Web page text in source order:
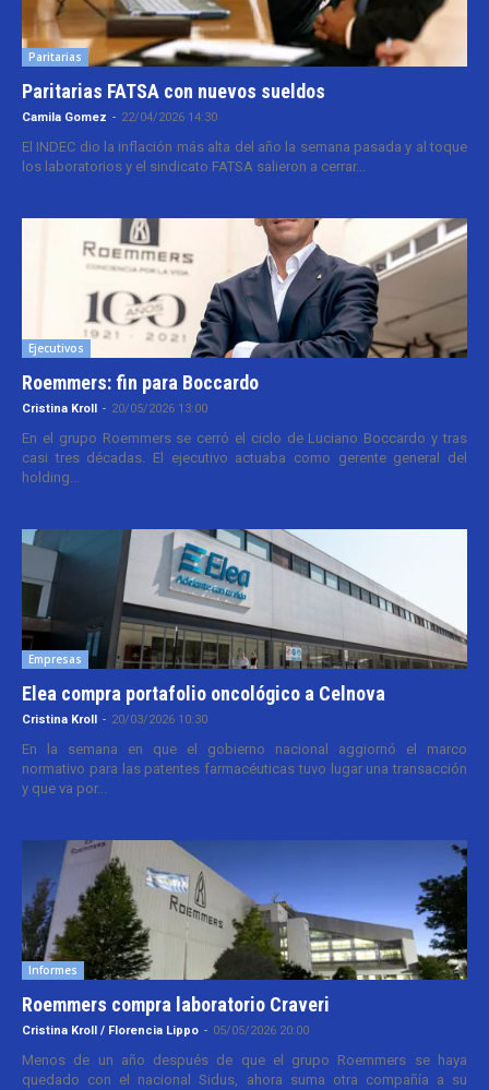
Paritarias
Paritarias FATSA con nuevos sueldos
Camila Gomez - 22/04/2026 14:30
El INDEC dio la inflación más alta del año la semana pasada y al toque
los laboratorios y el sindicato FATSA salieron a cerrar...
Ejecutivos
Roemmers: fin para Boccardo
Cristina Kroll - 20/05/2026 13:00
En el grupo Roemmers se cerró el ciclo de Luciano Boccardo y tras
casi tres décadas. El ejecutivo actuaba como gerente general del
holding...
Empresas
Elea compra portafolio oncológico a Celnova
Cristina Kroll - 20/03/2026 10:30
En la semana en que el gobierno nacional aggiornó el marco
normativo para las patentes farmacéuticas tuvo lugar una transacción
y que va por...
Informes
Roemmers compra laboratorio Craveri
Cristina Kroll / Florencia Lippo - 05/05/2026 20:00
Menos de un año después de que el grupo Roemmers se haya
quedado con el nacional Sidus, ahora suma otra compañía a su